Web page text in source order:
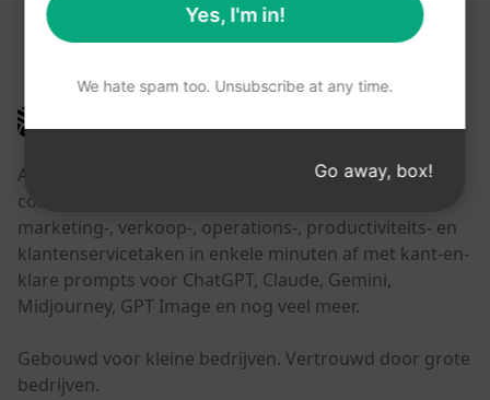
DEZE LINKS KUNNEN NUTTIG ZIJN
AIPRM
AIPRM is een tool voor promptbeheer en een
community-gedreven promptbibliotheek. Rond
marketing-, verkoop-, operations-, productiviteits- en
klantenservicetaken in enkele minuten af met kant-en-
klare prompts voor ChatGPT, Claude, Gemini,
Midjourney, GPT Image en nog veel meer.
Gebouwd voor kleine bedrijven. Vertrouwd door grote
bedrijven.
Yes, I'm in!
We hate spam too. Unsubscribe at any time.
Go away, box!